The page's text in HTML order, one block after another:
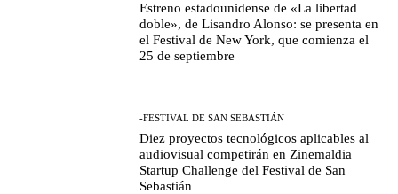
Estreno estadounidense de «La libertad
doble», de Lisandro Alonso: se presenta en
el Festival de New York, que comienza el
25 de septiembre
-FESTIVAL DE SAN SEBASTIÁN
Diez proyectos tecnológicos aplicables al
audiovisual competirán en Zinemaldia
Startup Challenge del Festival de San
Sebastián